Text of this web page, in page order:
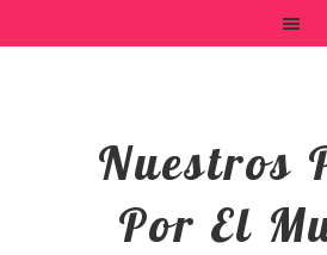
Nuestros
Por El